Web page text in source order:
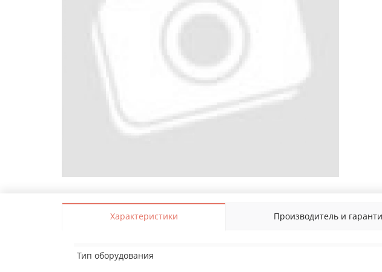
Характеристики Производитель и
Тип оборудования